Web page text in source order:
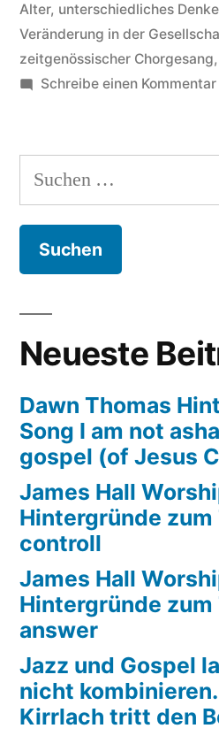
Alter, unterschiedliches
Veränderung in der
zeitgenössischer Chorgesang,
Schreibe einen Kommentar
Suchen
nach:
Neueste
Dawn Thomas
Song I am not
gospel (of Jesus
James Hall
Hintergründe
controll
James Hall
Hintergründe zum
answer
Jazz und Gospel
nicht
Kirrlach tritt den